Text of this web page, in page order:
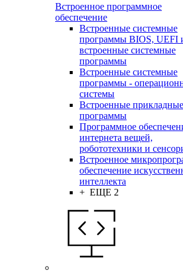
Встроенное программное
обеспечение
Встроенные системные
программы BIOS, UEFI
встроенные системные
программы
Встроенные системные
программы -
системы
Встроенные прикладные
программы
Программное
интернета вещей,
робототехники и
Встроенное
обеспечение
интеллекта
+ ЕЩЕ 2